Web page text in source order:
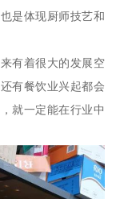
是体现厨师技艺和
有着很大的发展空
有餐饮业兴起都会
就一定能在行业中